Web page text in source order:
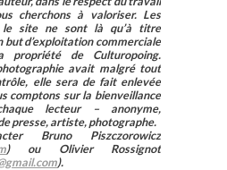
cherchons à valoriser. Les
le site ne sont là qu’à titre
but d’exploitation commerciale
de Culturopoing.
avait malgré tout
elle sera de fait enlevée
comptons sur la bienveillance
lecteur – anonyme,
presse, artiste, photographe.
Bruno Piszczorowicz
) ou Olivier Rossignot
).